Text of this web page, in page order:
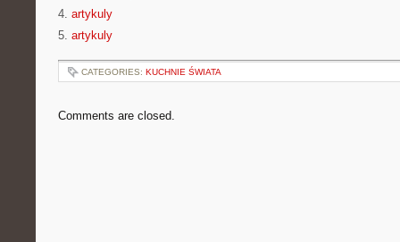
4. artykuly
5. artykuly
CATEGORIES: KUCHNIE ŚWIATA
Comments are closed.